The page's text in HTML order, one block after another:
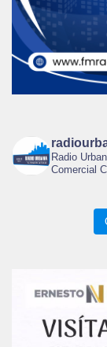
Radio
Comercial